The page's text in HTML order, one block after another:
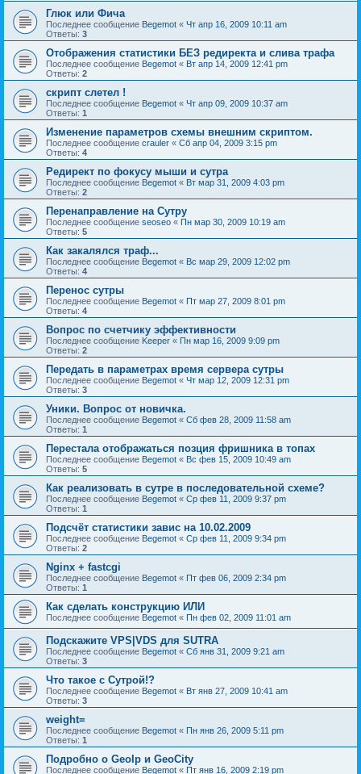
Глюк или Фича
Последнее сообщение Begemot « Чт апр 16, 2009 10:11 am
Ответы: 3
Отображения статистики БЕЗ редиректа и слива трафа
Последнее сообщение Begemot « Вт апр 14, 2009 12:41 pm
Ответы: 2
скрипт слетел !
Последнее сообщение Begemot « Чт апр 09, 2009 10:37 am
Ответы: 1
Изменение параметров схемы внешним скриптом.
Последнее сообщение crauler « Сб апр 04, 2009 3:15 pm
Ответы: 4
Редирект по фокусу мыши и сутра
Последнее сообщение Begemot « Вт мар 31, 2009 4:03 pm
Ответы: 2
Перенаправление на Сутру
Последнее сообщение seoseo « Пн мар 30, 2009 10:19 am
Ответы: 5
Как закалялся траф...
Последнее сообщение Begemot « Вс мар 29, 2009 12:02 pm
Ответы: 4
Перенос сутры
Последнее сообщение Begemot « Пт мар 27, 2009 8:01 pm
Ответы: 4
Вопрос по счетчику эффективности
Последнее сообщение Keeper « Пн мар 16, 2009 9:09 pm
Ответы: 2
Передать в параметрах время сервера сутры
Последнее сообщение Begemot « Чт мар 12, 2009 12:31 pm
Ответы: 3
Уники. Вопрос от новичка.
Последнее сообщение Begemot « Сб фев 28, 2009 11:58 am
Ответы: 1
Перестала отображаться позция фришника в топах
Последнее сообщение Begemot « Вс фев 15, 2009 10:49 am
Ответы: 5
Как реализовать в сутре в последовательной схеме?
Последнее сообщение Begemot « Ср фев 11, 2009 9:37 pm
Ответы: 1
Подсчёт статистики завис на 10.02.2009
Последнее сообщение Begemot « Ср фев 11, 2009 9:34 pm
Ответы: 2
Nginx + fastcgi
Последнее сообщение Begemot « Пт фев 06, 2009 2:34 pm
Ответы: 1
Как сделать конструкцию ИЛИ
Последнее сообщение Begemot « Пн фев 02, 2009 11:01 am
Подскажите VPS|VDS для SUTRA
Последнее сообщение Begemot « Сб янв 31, 2009 9:21 am
Ответы: 3
Что такое с Сутрой!?
Последнее сообщение Begemot « Вт янв 27, 2009 10:41 am
Ответы: 3
weight=
Последнее сообщение Begemot « Пн янв 26, 2009 5:11 pm
Ответы: 1
Подробно о GeoIp и GeoCity
Последнее сообщение Begemot « Пт янв 16, 2009 2:19 pm